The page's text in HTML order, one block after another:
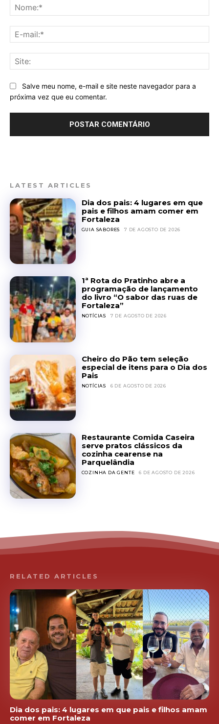
Salve meu nome, e-mail e site neste navegador para a
próxima vez que eu comentar.
LATEST ARTICLES
Dia dos pais: 4 lugares em que
pais e filhos amam comer em
Fortaleza
GUIA SABORES 7 DE AGOSTO DE 2026
1ª Rota do Pratinho abre a
programação de lançamento
do livro “O sabor das ruas de
Fortaleza”
NOTÍCIAS 7 DE AGOSTO DE 2026
Cheiro do Pão tem seleção
especial de itens para o Dia dos
Pais
NOTÍCIAS 6 DE AGOSTO DE 2026
Restaurante Comida Caseira
serve pratos clássicos da
cozinha cearense na
Parquelândia
COZINHA DA GENTE 6 DE AGOSTO DE 2026
RELATED ARTICLES
Dia dos pais: 4 lugares em que pais e filhos amam
comer em Fortaleza